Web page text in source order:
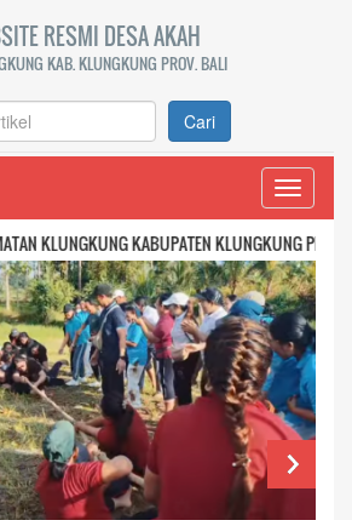
RESMI DESA AKAH
KAB. KLUNGKUNG PROV. BALI
Cari
Toggle
KABUPATEN KLUNGKUNG PROVINSI BALI